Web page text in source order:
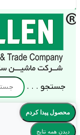
جستجو . . .
محصول پیدا کردم
دیدن همه نتایج